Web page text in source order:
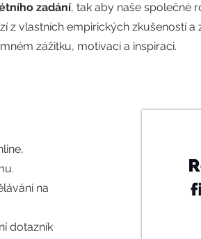
zadání, tak aby naše společné
z vlastních empirických zkušeností
zážitku, motivaci a inspiraci.
na
dotazník